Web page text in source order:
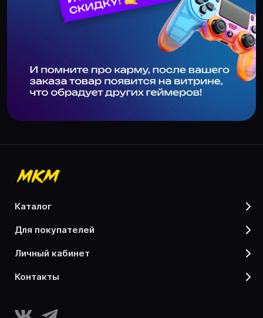
каталог
для покупателей
личный кабинет
контакты